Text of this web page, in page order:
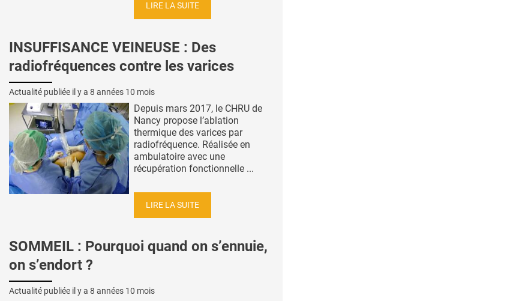
LIRE LA SUITE
INSUFFISANCE VEINEUSE : Des
radiofréquences contre les varices
Actualité publiée il y a 8 années 10 mois
Depuis mars 2017, le CHRU de
Nancy propose l’ablation
thermique des varices par
radiofréquence. Réalisée en
ambulatoire avec une
récupération fonctionnelle ...
LIRE LA SUITE
SOMMEIL : Pourquoi quand on s’ennuie,
on s’endort ?
Actualité publiée il y a 8 années 10 mois